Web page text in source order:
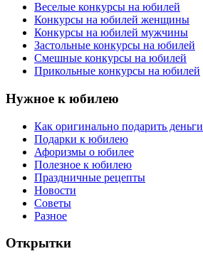
Веселые конкурсы на юбилей
Конкурсы на юбилей женщины
Конкурсы на юбилей мужчины
Застольные конкурсы на юбилей
Смешные конкурсы на юбилей
Прикольные конкурсы на юбилей
Нужное к юбилею
Как оригинально подарить деньги
Подарки к юбилею
Афоризмы о юбилее
Полезное к юбилею
Праздничные рецепты
Новости
Советы
Разное
Открытки